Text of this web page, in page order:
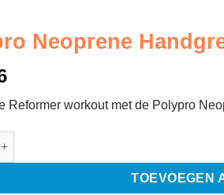
Neoprene
Reformer workout met de Polypro
Handgrepen - Balanced Body
TOEVOEGEN